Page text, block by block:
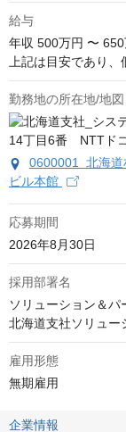
給与
年収 500万円 〜 650
上記は目安であり、
勤務地の所在地/地図
0600001 北海
ビル本館
応募期間
2026年8月30日
採用部署名
ソリューション＆
北海道支社ソリュー
雇用形態
無期雇用
企業情報